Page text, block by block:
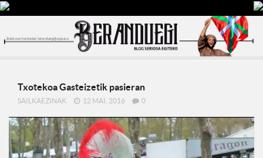
Txotekoa Gasteizetik pasieran
SAILKAEZINAK 12 MAI, 2016 0